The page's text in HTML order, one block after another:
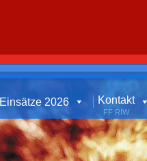
Einsätze 2026 Kontakt
FF RIW